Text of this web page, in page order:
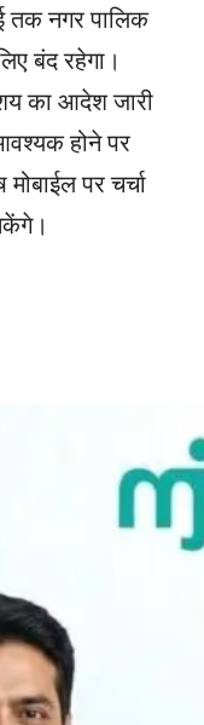
तक नगर पालिक
बंद रहेगा।
का आदेश जारी
होने पर
पर चर्चा